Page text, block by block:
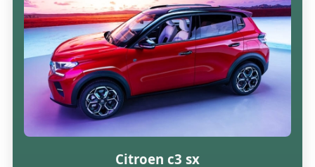
Citroen c3 sx